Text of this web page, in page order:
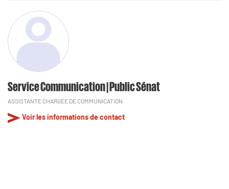
Service Communication | Public Sénat
ASSISTANTE CHARGÉE DE COMMUNICATION
Voir les informations de contact